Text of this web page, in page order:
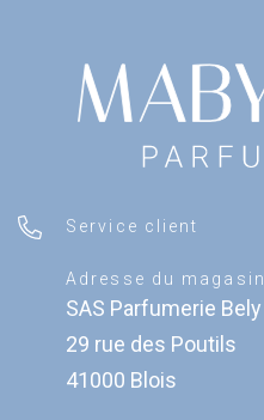
Service client
Adresse du magasin
SAS Parfumerie Bely
29 rue des Poutils
41000 Blois